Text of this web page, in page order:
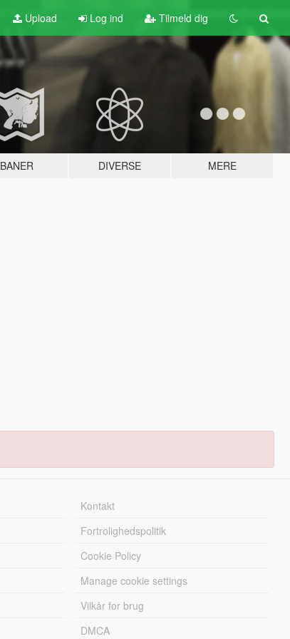
Upload Log ind Tilmeld dig
BANER DIVERSE MERE
Kontakt
Fortrolighedspolitik
Cookie Policy
Manage cookie settings
Vilkår for brug
DMCA